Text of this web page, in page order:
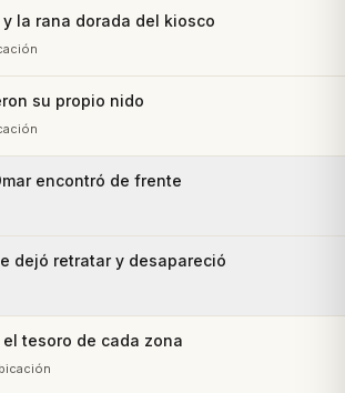
la rana dorada del kiosco
su propio nido
encontró de frente
dejó retratar y desapareció
tesoro de cada zona